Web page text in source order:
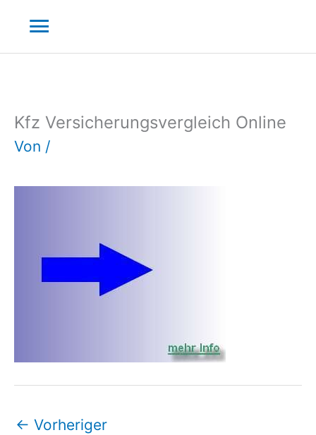
Inhalt
springen
Hauptmenü
Kfz Versicherungsvergleich Online
Von /
← Vorheriger